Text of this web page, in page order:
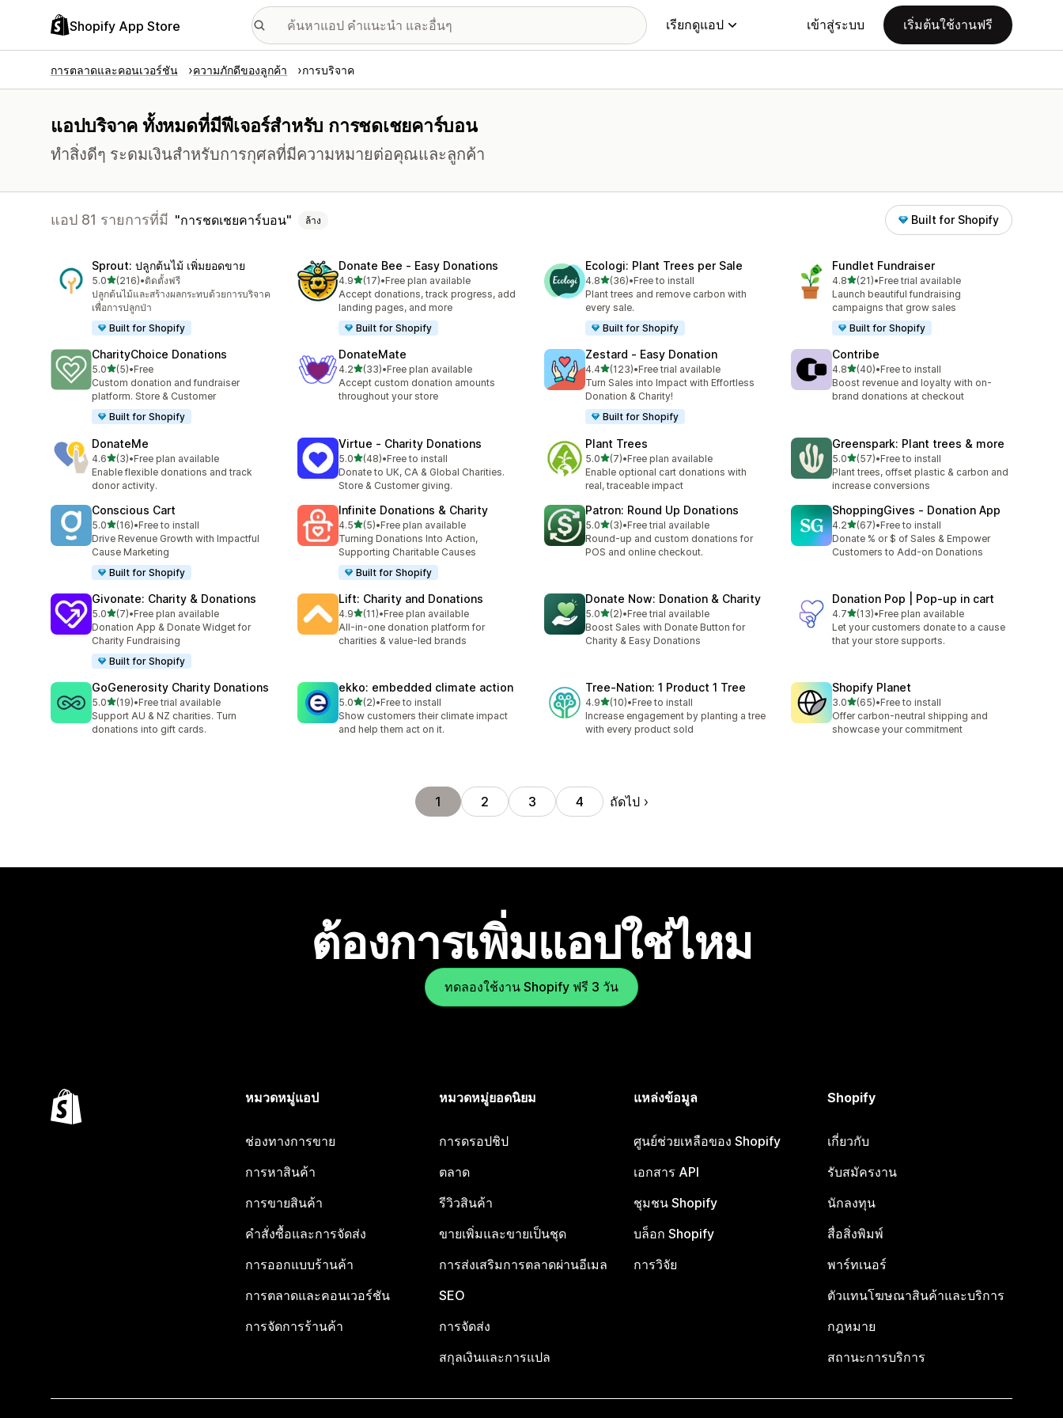
Shopify App Store เรียกดูแอป เข้าสู่ระบบ เริ่มต้นใช้งานฟรี
การตลาดและคอนเวอร์ชัน ความภักดีของลูกค้า การบริจาค
แอปบริจาค ทั้งหมดที่มีฟีเจอร์สำหรับ การชดเชยคาร์บอน
ทำสิ่งดีๆ ระดมเงินสำหรับการกุศลที่มีความหมายต่อคุณและลูกค้า
แอป 81 รายการที่มี การชดเชยคาร์บอน ล้าง Built for Shopify
Sprout: ปลูกต้นไม้ เพิ่มยอดขาย
5.0เต็ม 5 ดาว
(216)
ทั้งหมด 216 รีวิว
•ติดตั้งฟรี
ปลูกต้นไม้และสร้างผลกระทบด้วยการบริจาค
เพื่อการปลูกป่า
Built for Shopify
Donate Bee ‑ Easy Donations
4.9เต็ม 5 ดาว
(17)
ทั้งหมด 17 รีวิว
•Free plan available
Accept donations, track progress, add
landing pages, and more
Built for Shopify
Ecologi: Plant Trees per Sale
4.8เต็ม 5 ดาว
(36)
ทั้งหมด 36 รีวิว
•Free to install
Plant trees and remove carbon with
every sale.
Built for Shopify
Fundlet Fundraiser
4.8เต็ม 5 ดาว
(21)
ทั้งหมด 21 รีวิว
•Free trial available
Launch beautiful fundraising
campaigns that grow sales
Built for Shopify
CharityChoice Donations
5.0เต็ม 5 ดาว
(5)
ทั้งหมด 5 รีวิว
•Free
Custom donation and fundraiser
platform. Store & Customer
Built for Shopify
DonateMate
4.2เต็ม 5 ดาว
(33)
ทั้งหมด 33 รีวิว
•Free plan available
Accept custom donation amounts
throughout your store
Zestard ‑ Easy Donation
4.4เต็ม 5 ดาว
(123)
ทั้งหมด 123 รีวิว
•Free trial available
Turn Sales into Impact with Effortless
Donation & Charity!
Built for Shopify
Contribe
4.8เต็ม 5 ดาว
(40)
ทั้งหมด 40 รีวิว
•Free to install
Boost revenue and loyalty with on-
brand donations at checkout
DonateMe
4.6เต็ม 5 ดาว
(3)
ทั้งหมด 3 รีวิว
•Free plan available
Enable flexible donations and track
donor activity.
Virtue ‑ Charity Donations
5.0เต็ม 5 ดาว
(48)
ทั้งหมด 48 รีวิว
•Free to install
Donate to UK, CA & Global Charities.
Store & Customer giving.
Plant Trees
5.0เต็ม 5 ดาว
(7)
ทั้งหมด 7 รีวิว
•Free plan available
Enable optional cart donations with
real, traceable impact
Greenspark: Plant trees & more
5.0เต็ม 5 ดาว
(57)
ทั้งหมด 57 รีวิว
•Free to install
Plant trees, offset plastic & carbon and
increase conversions
Conscious Cart
5.0เต็ม 5 ดาว
(16)
ทั้งหมด 16 รีวิว
•Free to install
Drive Revenue Growth with Impactful
Cause Marketing
Built for Shopify
Infinite Donations & Charity
4.5เต็ม 5 ดาว
(5)
ทั้งหมด 5 รีวิว
•Free plan available
Turning Donations Into Action,
Supporting Charitable Causes
Built for Shopify
Patron: Round Up Donations
5.0เต็ม 5 ดาว
(3)
ทั้งหมด 3 รีวิว
•Free trial available
Round-up and custom donations for
POS and online checkout.
ShoppingGives ‑ Donation App
4.2เต็ม 5 ดาว
(67)
ทั้งหมด 67 รีวิว
•Free to install
Donate % or $ of Sales & Empower
Customers to Add-on Donations
Givonate: Charity & Donations
5.0เต็ม 5 ดาว
(7)
ทั้งหมด 7 รีวิว
•Free plan available
Donation App & Donate Widget for
Charity Fundraising
Built for Shopify
Lift: Charity and Donations
4.9เต็ม 5 ดาว
(11)
ทั้งหมด 11 รีวิว
•Free plan available
All-in-one donation platform for
charities & value-led brands
Donate Now: Donation & Charity
5.0เต็ม 5 ดาว
(2)
ทั้งหมด 2 รีวิว
•Free trial available
Boost Sales with Donate Button for
Charity & Easy Donations
Donation Pop | Pop‑up in cart
4.7เต็ม 5 ดาว
(13)
ทั้งหมด 13 รีวิว
•Free plan available
Let your customers donate to a cause
that your store supports.
GoGenerosity Charity Donations
5.0เต็ม 5 ดาว
(19)
ทั้งหมด 19 รีวิว
•Free trial available
Support AU & NZ charities. Turn
donations into gift cards.
ekko: embedded climate action
5.0เต็ม 5 ดาว
(2)
ทั้งหมด 2 รีวิว
•Free to install
Show customers their climate impact
and help them act on it.
Tree‑Nation: 1 Product 1 Tree
4.9เต็ม 5 ดาว
(10)
ทั้งหมด 10 รีวิว
•Free to install
Increase engagement by planting a tree
with every product sold
Shopify Planet
3.0เต็ม 5 ดาว
(65)
ทั้งหมด 65 รีวิว
•Free to install
Offer carbon-neutral shipping and
showcase your commitment
1 2 3 4 ถัดไป
ต้องการเพิ่มแอปใช่ไหม
ทดลองใช้งาน Shopify ฟรี 3 วัน
หมวดหมู่แอป
ช่องทางการขาย
การหาสินค้า
การขายสินค้า
คำสั่งซื้อและการจัดส่ง
การออกแบบร้านค้า
การตลาดและคอนเวอร์ชัน
การจัดการร้านค้า
หมวดหมู่ยอดนิยม
การดรอปชิป
ตลาด
รีวิวสินค้า
ขายเพิ่มและขายเป็นชุด
การส่งเสริมการตลาดผ่านอีเมล
SEO
การจัดส่ง
สกุลเงินและการแปล
แหล่งข้อมูล
ศูนย์ช่วยเหลือของ Shopify
เอกสาร API
ชุมชน Shopify
บล็อก Shopify
การวิจัย
Shopify
เกี่ยวกับ
รับสมัครงาน
นักลงทุน
สื่อสิ่งพิมพ์
พาร์ทเนอร์
ตัวแทนโฆษณาสินค้าและบริการ
กฎหมาย
สถานะการบริการ